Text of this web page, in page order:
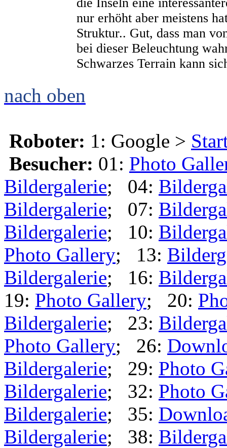
nur erhöht aber meistens
Struktur.. Gut, dass man
bei dieser Beleuchtung
Schwarzes Terrain kann
nach oben
Roboter: 1: Google >
Besucher: 01: Photo
Bildergalerie; 04:
Bildergalerie; 07:
Bildergalerie; 10:
Photo Gallery; 13:
Bildergalerie; 16:
19: Photo Gallery; 20:
Bildergalerie; 23:
Photo Gallery; 26:
Bildergalerie; 29: Photo
Bildergalerie; 32: Photo
Bildergalerie; 35:
Bildergalerie; 38: